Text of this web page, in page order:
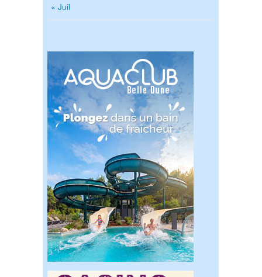
« Juil